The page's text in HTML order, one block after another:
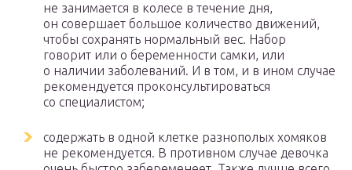
не занимается в колесе в течение дня,
он совершает большое количество движений,
чтобы сохранять нормальный вес. Набор
говорит или о беременности самки, или
о наличии заболеваний. И в том, и в ином случае
рекомендуется проконсультироваться
со специалистом;
содержать в одной клетке разнополых хомяков
не рекомендуется. В противном случае девочка